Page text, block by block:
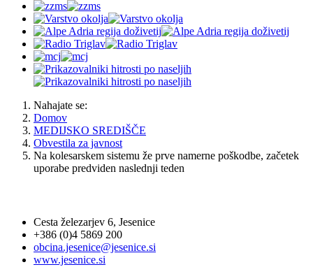
Nahajate se:
Domov
MEDIJSKO SREDIŠČE
Obvestila za javnost
Na kolesarskem sistemu že prve namerne poškodbe, začetek
uporabe predviden naslednji teden
Cesta železarjev 6, Jesenice
+386 (0)4 5869 200
obcina.jesenice@jesenice.si
www.jesenice.si